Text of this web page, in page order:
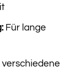
Für lange